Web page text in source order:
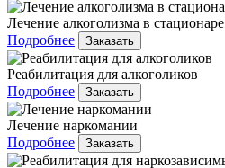
Лечение алкоголизма в стационаре
Подробнее
Заказать
Реабилитация для алкоголиков
Подробнее
Заказать
Лечение наркомании
Подробнее
Заказать